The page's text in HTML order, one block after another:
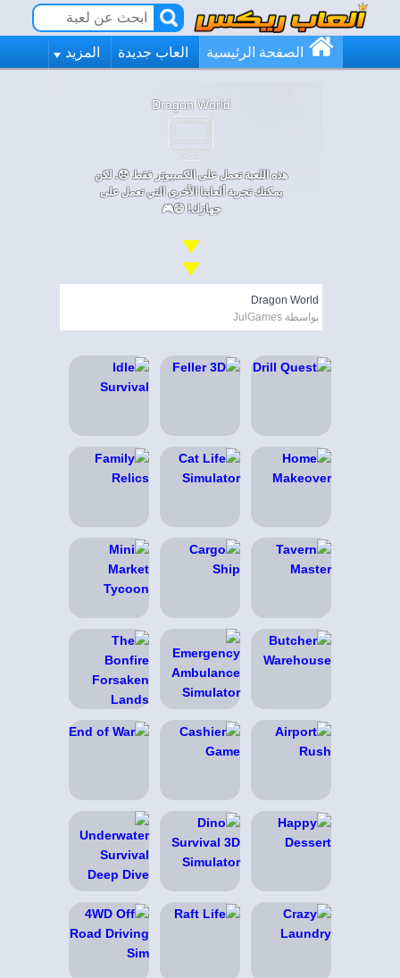
الصفحة الرئيسية العاب جديدة المزيد
Dragon World
هذه اللعبة تعمل على الكمبيوتر فقط 😞. لكن
يمكنك تجربة ألعابنا الأخرى التي تعمل على
جهازك! 😄🎮
Dragon World
بواسطة JulGames